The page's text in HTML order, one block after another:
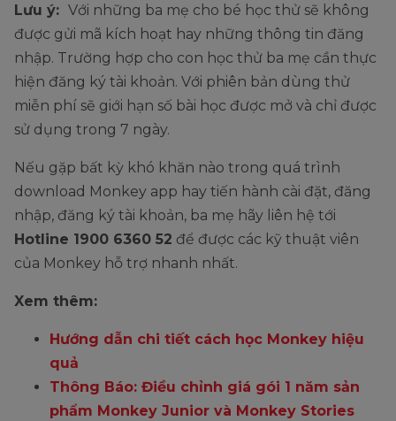
Lưu ý: Với những ba mẹ cho bé học thử sẽ không
được gửi mã kích hoạt hay những thông tin đăng
nhập. Trường hợp cho con học thử ba mẹ cần thực
hiện đăng ký tài khoản. Với phiên bản dùng thử
miễn phí sẽ giới hạn số bài học được mở và chỉ được
sử dụng trong 7 ngày.
Nếu gặp bất kỳ khó khăn nào trong quá trình
download Monkey app hay tiến hành cài đặt, đăng
nhập, đăng ký tài khoản, ba mẹ hãy liên hệ tới
Hotline 1900 6360 52 để được các kỹ thuật viên
của Monkey hỗ trợ nhanh nhất.
Xem thêm:
Hướng dẫn chi tiết cách học Monkey hiệu
quả
Thông Báo: Điều chỉnh giá gói 1 năm sản
phẩm Monkey Junior và Monkey Stories